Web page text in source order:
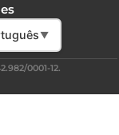
▼
0001-12.